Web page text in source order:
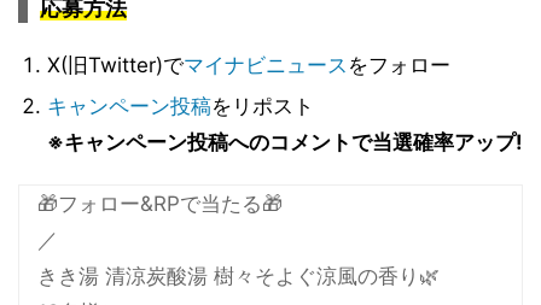
応募方法
X(旧Twitter)でマイナビニュース をフォロー
キャンペーン投稿をリポスト
※キャンペーン投稿へのコメントで当選確率アップ!
🎁フォロー&RPで当たる🎁
／
きき湯 清涼炭酸湯 樹々そよぐ涼風の香り🌿